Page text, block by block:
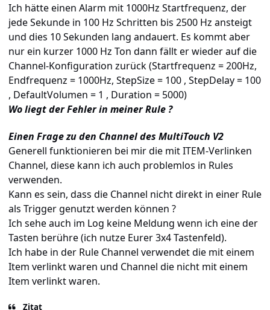
Ich hätte einen Alarm mit 1000Hz Startfrequenz, der
jede Sekunde in 100 Hz Schritten bis 2500 Hz ansteigt
und dies 10 Sekunden lang andauert. Es kommt aber
nur ein kurzer 1000 Hz Ton dann fällt er wieder auf die
Channel-Konfiguration zurück (Startfrequenz = 200Hz,
Endfrequenz = 1000Hz, StepSize = 100 , StepDelay = 100
, DefaultVolumen = 1 , Duration = 5000)
Wo liegt der Fehler in meiner Rule ?
Einen Frage zu den Channel des MultiTouch V2
Generell funktionieren bei mir die mit ITEM-Verlinken
Channel, diese kann ich auch problemlos in Rules
verwenden.
Kann es sein, dass die Channel nicht direkt in einer Rule
als Trigger genutzt werden können ?
Ich sehe auch im Log keine Meldung wenn ich eine der
Tasten berühre (ich nutze Eurer 3x4 Tastenfeld).
Ich habe in der Rule Channel verwendet die mit einem
Item verlinkt waren und Channel die nicht mit einem
Item verlinkt waren.
Zitat